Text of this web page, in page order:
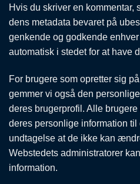
Hvis du skriver en kommentar,
dens metadata bevaret på
genkende og godkende
automatisk i stedet for at have
For brugere som opretter sig
gemmer vi også den
deres brugerprofil. Alle
deres personlige information til
undtagelse at de ikke kan
Webstedets administratorer
information.